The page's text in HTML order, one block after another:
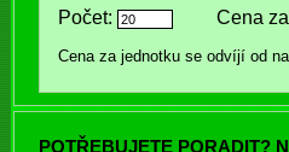
Počet: Cena za
Cena za jednotku se odvíjí od
POTŘEBUJETE PORADIT?